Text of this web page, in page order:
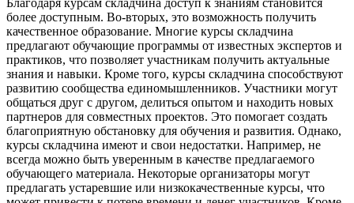
более доступным. Во-вторых, это возможность получить
качественное образование. Многие курсы складчина
предлагают обучающие программы от известных экспертов и
практиков, что позволяет участникам получить актуальные
знания и навыки. Кроме того, курсы складчина способствуют
развитию сообщества единомышленников. Участники могут
общаться друг с другом, делиться опытом и находить новых
партнеров для совместных проектов. Это помогает создать
благоприятную обстановку для обучения и развития. Однако,
курсы складчина имеют и свои недостатки. Например, не
всегда можно быть уверенным в качестве предлагаемого
обучающего материала. Некоторые организаторы могут
предлагать устаревшие или низкокачественные курсы, что